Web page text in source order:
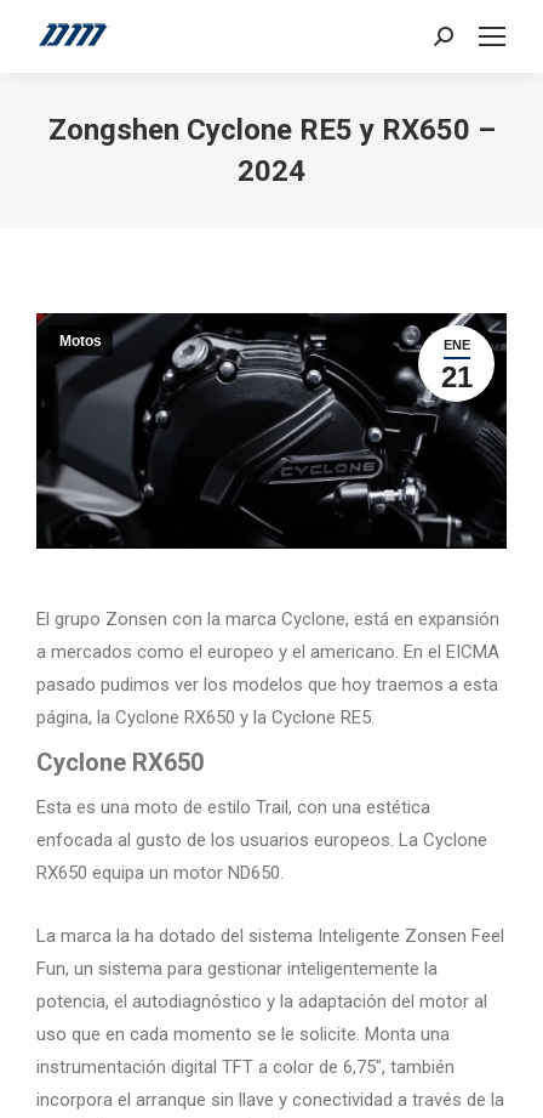
Search:
Zongshen Cyclone RE5 y RX650 –
2024
ENE
21
Motos
El grupo Zonsen con la marca Cyclone, está en expansión
a mercados como el europeo y el americano. En el EICMA
pasado pudimos ver los modelos que hoy traemos a esta
página, la Cyclone RX650 y la Cyclone RE5.
Cyclone RX650
Esta es una moto de estilo Trail, con una estética
enfocada al gusto de los usuarios europeos. La Cyclone
RX650 equipa un motor ND650.
La marca la ha dotado del sistema Inteligente Zonsen Feel
Fun, un sistema para gestionar inteligentemente la
potencia, el autodiagnóstico y la adaptación del motor al
uso que en cada momento se le solicite. Monta una
instrumentación digital TFT a color de 6,75″, también
incorpora el arranque sin llave y conectividad a través de la